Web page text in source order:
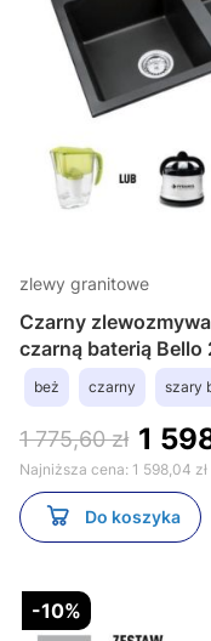
zlewy granitowe
Czarny
czarną baterią Bello
070090801Bn
beż czarny szary
1 775,60 zł 1
Najniższa cena: 1 598,04 zł
Do koszyka
-10%